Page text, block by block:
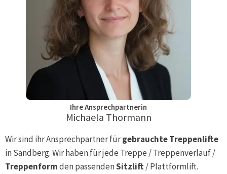
Ihre Ansprechpartnerin
Michaela Thormann
Wir sind ihr Ansprechpartner fürgebrauchte Treppenlifte
inSandberg. Wir haben für jede Treppe / Treppenverlauf /
Treppenformden passendenSitzlift/ Plattformlift.